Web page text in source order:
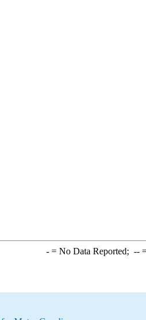
-= No Data Reported; --